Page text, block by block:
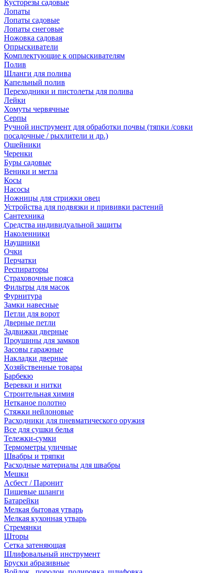
Кусторезы садовые
Лопаты
Лопаты садовые
Лопаты снеговые
Ножовка садовая
Опрыскиватели
Комплектующие к опрыскивателям
Полив
Шланги для полива
Капельный полив
Переходники и пистолеты для полива
Лейки
Хомуты червячные
Серпы
Ручной инструмент для обработки почвы (тяпки /совки
посадочные / рыхлители и др.)
Ошейники
Черенки
Буры садовые
Веники и метла
Косы
Насосы
Ножницы для стрижки овец
Устройства для подвязки и прививки растений
Сантехника
Средства индивидуальной защиты
Наколенники
Наушники
Очки
Перчатки
Респираторы
Страховочные пояса
Фильтры для масок
Фурнитура
Замки навесные
Петли для ворот
Дверные петли
Задвижки дверные
Проушины для замков
Засовы гаражные
Накладки дверные
Хозяйственные товары
Барбекю
Веревки и нитки
Строительная химия
Нетканое полотно
Стяжки нейлоновые
Расходники для пневматического оружия
Все для сушки белья
Тележки-сумки
Термометры уличные
Швабры и тряпки
Расходные материалы для швабры
Мешки
Асбест / Паронит
Пищевые шланги
Батарейки
Мелкая бытовая утварь
Мелкая кухонная утварь
Стремянки
Шторы
Сетка затеняющая
Шлифовальный инструмент
Бруски абразивные